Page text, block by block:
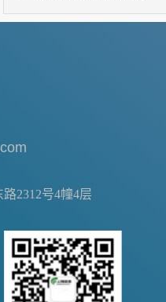
2312号4幢4层